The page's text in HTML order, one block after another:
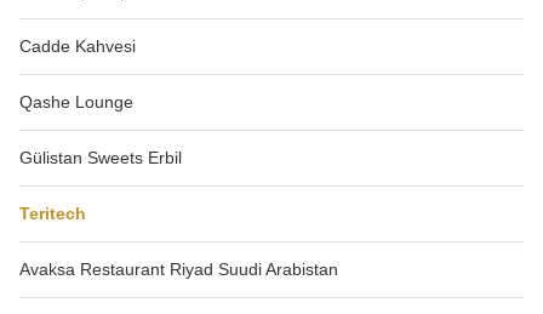
Cadde Kahvesi
Qashe Lounge
Gülistan Sweets Erbil
Teritech
Avaksa Restaurant Riyad Suudi Arabistan